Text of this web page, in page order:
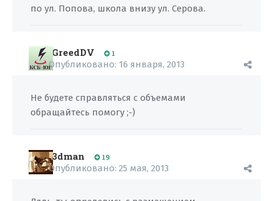
по ул. Попова, школа внизу ул. Серова.
GreedDV 1
Опубликовано: 16 января, 2013
Не будете справляться с объемами
обращайтесь помогу ;-)
3dman 19
Опубликовано: 25 мая, 2013